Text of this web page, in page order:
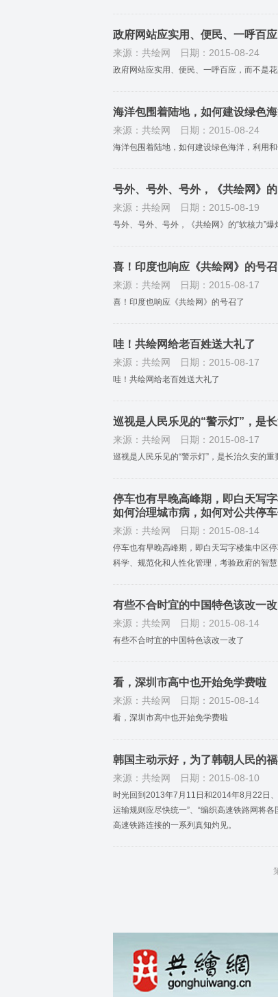
政府网站应实用、便民、一呼百
来源：共绘网 日期：2015-08-24
政府网站应实用、便民、一呼百应，而不是
海洋包围着陆地，如何建设绿色
来源：共绘网 日期：2015-08-24
海洋包围着陆地，如何建设绿色海洋，利用
号外、号外、号外，《共绘网》
来源：共绘网 日期：2015-08-19
号外、号外、号外，《共绘网》的“软核力”爆
喜！印度也响应《共绘网》的号
来源：共绘网 日期：2015-08-17
喜！印度也响应《共绘网》的号召了
哇！共绘网给老百姓送大礼了
来源：共绘网 日期：2015-08-17
哇！共绘网给老百姓送大礼了
巡视是人民乐见的“警示灯”，是
来源：共绘网 日期：2015-08-17
巡视是人民乐见的“警示灯”，是长治久安的重
停车也有早晚高峰期，即白天写
如何治理城市病，如何对公共停
来源：共绘网 日期：2015-08-14
停车也有早晚高峰期，即白天写字楼集中区
科学、规范化和人性化管理，考验政府的智慧
有些不合时宜的中国特色该改一
来源：共绘网 日期：2015-08-14
有些不合时宜的中国特色该改一改了
看，深圳市高中也开始免学费啦
来源：共绘网 日期：2015-08-14
看，深圳市高中也开始免学费啦
韩国主动示好，为了韩朝人民的
来源：共绘网 日期：2015-08-10
时光回到2013年7月11日和2014年8月22日
运输规则应尽快统一”、“编织高速铁路网将
高速铁路连接的一系列真知灼见。